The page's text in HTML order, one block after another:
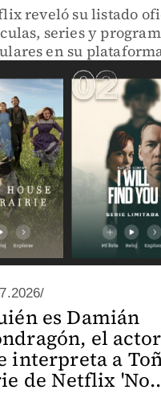
reveló su listado
series y
en su
es Damián
el
interpreta a
de Netflix